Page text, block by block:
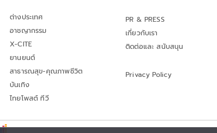
ต่างประเทศ
อาชญากรรม
X-CITE
ยานยนต์
สาธารณสุข-คุณภาพชีวิต
บันเทิง
ไทยโพสต์ ทีวี
PR & PRESS
เกี่ยวกับเรา
ติดต่อและ สนับสนุน
Privacy Policy